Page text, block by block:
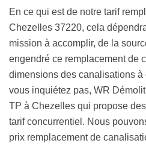
En ce qui est de notre tarif
Chezelles 37220, cela
mission à accomplir, de la
engendré ce remplacement de
dimensions des canalisations à
vous inquiétez pas, WR
TP à Chezelles qui propose
tarif concurrentiel. Nous
prix remplacement de